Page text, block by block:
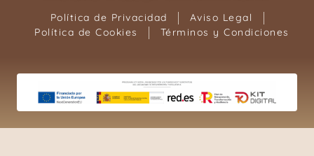
Política de Privacidad
Aviso Legal
Política de Cookies
Términos y Condiciones